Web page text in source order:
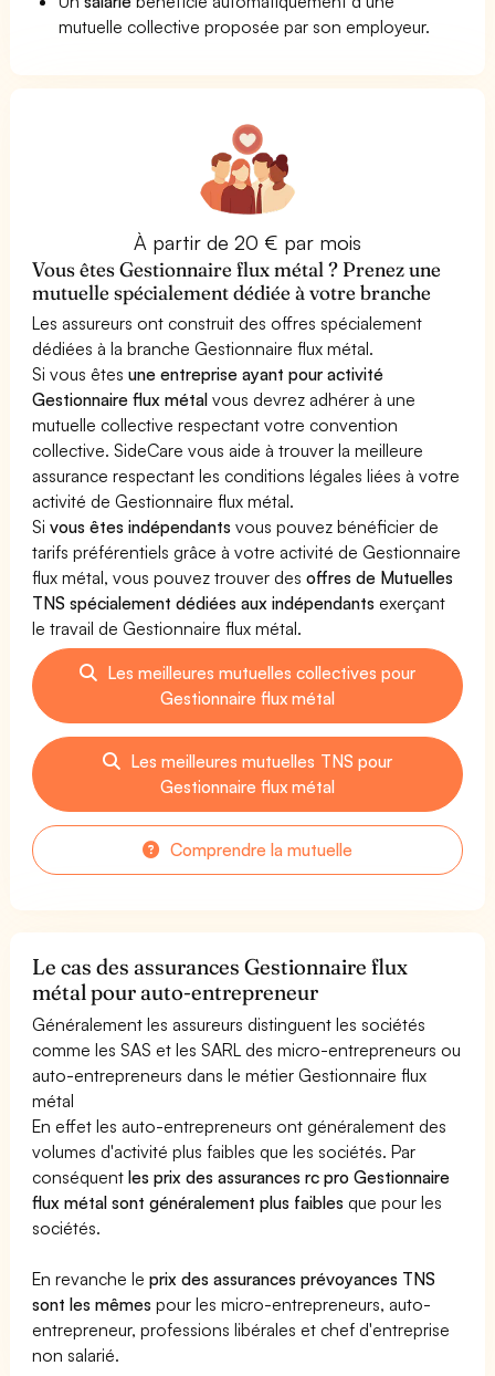
mutuelle collective proposée par son employeur.
À partir de 20 € par mois
Vous êtes Gestionnaire flux métal ? Prenez une
mutuelle spécialement dédiée à votre branche
Les assureurs ont construit des offres spécialement
dédiées à la branche Gestionnaire flux métal.
Si vous êtesune entreprise ayant pour activité
Gestionnaire flux métal vous devrez adhérer à une
mutuelle collective respectant votre convention
collective. SideCare vous aide à trouver la meilleure
assurance respectant les conditions légales liées à votre
activité de Gestionnaire flux métal.
Sivous êtes indépendants vous pouvez bénéficier de
tarifs préférentiels grâce à votre activité de Gestionnaire
flux métal, vous pouvez trouver desoffres de Mutuelles
TNS spécialement dédiées aux indépendants exerçant
le travail de Gestionnaire flux métal.
Les meilleures mutuelles collectives pour
Gestionnaire flux métal
Les meilleures mutuelles TNS pour
Gestionnaire flux métal
Comprendre la mutuelle
Le cas des assurances Gestionnaire flux
métal pour auto-entrepreneur
Généralement les assureurs distinguent les sociétés
comme les SAS et les SARL des micro-entrepreneurs ou
auto-entrepreneurs dans le métier Gestionnaire flux
métal
En effet les auto-entrepreneurs ont généralement des
volumes d'activité plus faibles que les sociétés. Par
conséquentles prix des assurances rc pro Gestionnaire
flux métal sont généralement plus faibles que pour les
sociétés.
En revanche leprix des assurances prévoyances TNS
sont les mêmes pour les micro-entrepreneurs, auto-
entrepreneur, professions libérales et chef d'entreprise
non salarié.